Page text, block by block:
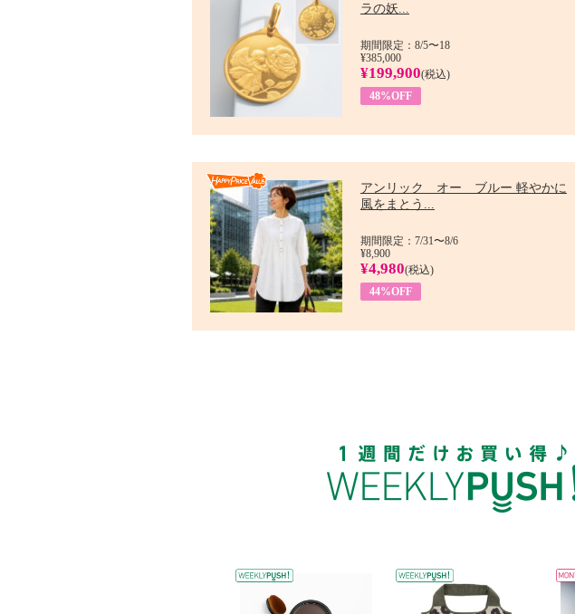
ラの妖...
期間限定：8/5〜18
¥385,000
¥199,900(税込)
48%OFF
アンリック オー ブルー 軽やかに
風をまとう...
期間限定：7/31〜8/6
¥8,900
¥4,980(税込)
44%OFF